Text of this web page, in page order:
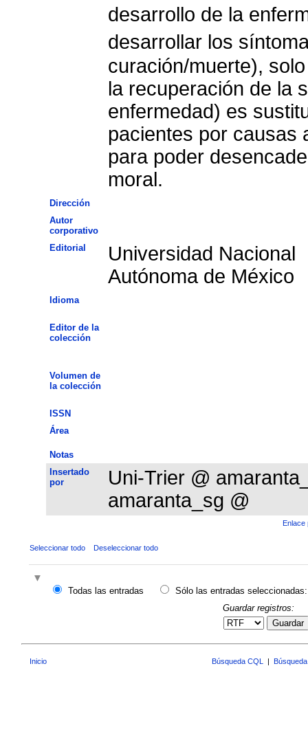
desarrollo de la
desarrollar los
curación/muerte),
la recuperación de la
enfermedad) es
pacientes por causas
para poder
moral.
Dirección
Autor
corporativo
Editorial
Universidad Nacional
Autónoma de México
Idioma
Editor de la
colección
Volumen de
la colección
ISSN
Área
Notas
Insertado
por
Uni-Trier @
amaranta_sg @
Enlace
Seleccionar todo Deseleccionar todo
Todas las entradas
Sólo las entradas seleccionadas:
Guardar registros:
Guardar
Inicio Búsqueda CQL